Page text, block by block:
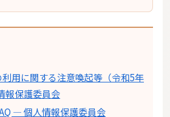
用に関する注意喚起等（令和5年
報保護委員会
— 個人情報保護委員会